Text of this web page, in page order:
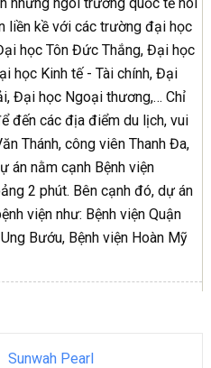
liền kề với các trường đại học
học Tôn Đức Thắng, Đại học
học Kinh tế - Tài chính, Đại
Đại học Ngoại thương,… Chỉ
đến các địa điểm du lịch, vui
Thánh, công viên Thanh Đa,
án nằm cạnh Bệnh viện
2 phút. Bên cạnh đó, dự án
viện như: Bệnh viện Quận
Bướu, Bệnh viện Hoàn Mỹ
Sunwah Pearl